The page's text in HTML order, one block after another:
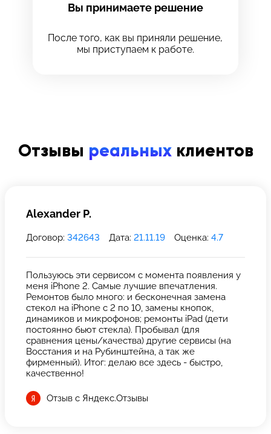
Вы принимаете решение
После того, как вы приняли решение,
мы приступаем к работе.
Отзывы реальныхклиентов
Alexander P.
Договор: 342643 Дата: 21.11.19 Оценка: 4.7
Пользуюсь эти сервисом с момента появления у
меня iPhone 2. Самые лучшие впечатления.
Ремонтов было много: и бесконечная замена
стекол на iPhone с 2 по 10, замены кнопок,
динамиков и микрофонов; ремонты iPad (дети
постоянно бьют стекла). Пробывал (для
сравнения цены/качества) другие сервисы (на
Восстания и на Рубинштейна, а так же
фирменный). Итог: делаю все здесь - быстро,
качественно!
Отзыв с Яндекс.Отзывы